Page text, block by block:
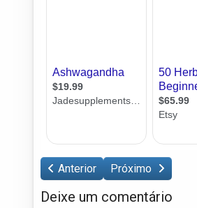
Anterior Próximo
Deixe um comentário